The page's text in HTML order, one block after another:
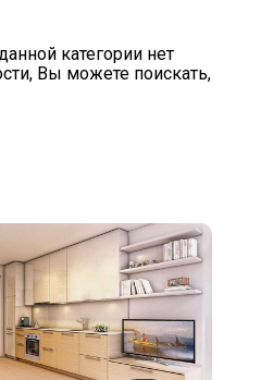
категории нет
Вы можете поискать,